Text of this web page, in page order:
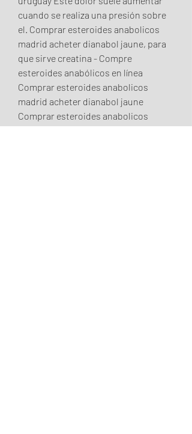
cuando se realiza una presión sobre
el. Comprar esteroides anabolicos
madrid acheter dianabol jaune, para
que sirve creatina - Compre
esteroides anabólicos en línea
Comprar esteroides anabolicos
madrid acheter dianabol jaune
Comprar esteroides anabolicos
madrid acheter dianabol jaune Voy a